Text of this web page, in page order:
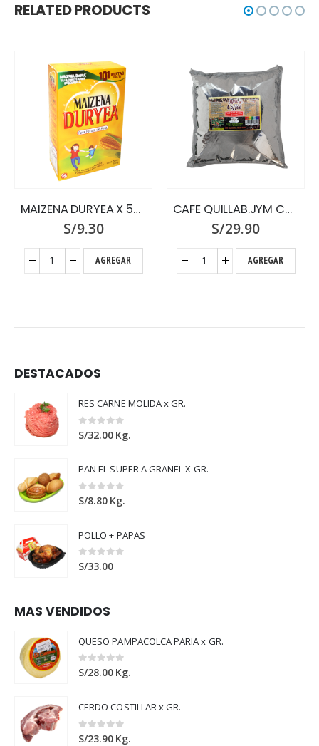
RELATED PRODUCTS
MAIZENA DURYEA X 500
S/9.30
AGREGAR
CAFE QUILLAB.JYM COFFEE X 460 NEG.TINTO
S/29.90
AGREGAR
DESTACADOS
RES CARNE MOLIDA x GR.
0out of 5
S/32.00 Kg.
PAN EL SUPER A GRANEL X GR.
0out of 5
S/8.80 Kg.
POLLO + PAPAS
0out of 5
S/33.00
MAS VENDIDOS
QUESO PAMPACOLCA PARIA x GR.
0out of 5
S/28.00 Kg.
CERDO COSTILLAR x GR.
0out of 5
S/23.90 Kg.